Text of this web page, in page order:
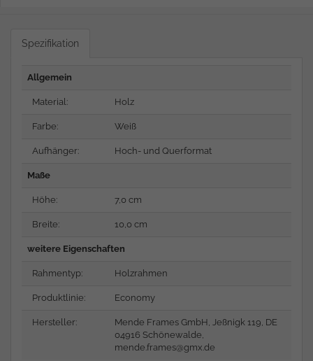
Spezifikation
Allgemein
Material: Holz
Farbe: Weiß
Aufhänger: Hoch- und Querformat
Maße
Höhe: 7,0 cm
Breite: 10,0 cm
weitere Eigenschaften
Rahmentyp: Holzrahmen
Produktlinie: Economy
Hersteller:
Mende Frames GmbH, Jeßnigk 119, DE
04916 Schönewalde,
mende.frames@gmx.de